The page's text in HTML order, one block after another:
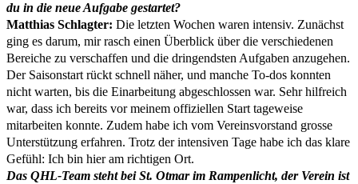
du in die neue Aufgabe gestartet?
Matthias Schlagter: Die letzten Wochen waren intensiv. Zunächst
ging es darum, mir rasch einen Überblick über die verschiedenen
Bereiche zu verschaffen und die dringendsten Aufgaben anzugehen.
Der Saisonstart rückt schnell näher, und manche To-dos konnten
nicht warten, bis die Einarbeitung abgeschlossen war. Sehr hilfreich
war, dass ich bereits vor meinem offiziellen Start tageweise
mitarbeiten konnte. Zudem habe ich vom Vereinsvorstand grosse
Unterstützung erfahren. Trotz der intensiven Tage habe ich das klare
Gefühl: Ich bin hier am richtigen Ort.
Das QHL-Team steht bei St. Otmar im Rampenlicht, der Verein ist